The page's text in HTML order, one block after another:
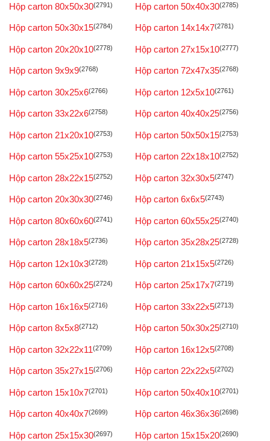
Hộp carton 80x50x30(2791) Hộp carton 50x40x30(2785)
Hộp carton 50x30x15(2784) Hộp carton 14x14x7(2781)
Hộp carton 20x20x10(2778) Hộp carton 27x15x10(2777)
Hộp carton 9x9x9(2768) Hộp carton 72x47x35(2768)
Hộp carton 30x25x6(2766) Hộp carton 12x5x10(2761)
Hộp carton 33x22x6(2758) Hộp carton 40x40x25(2756)
Hộp carton 21x20x10(2753) Hộp carton 50x50x15(2753)
Hộp carton 55x25x10(2753) Hộp carton 22x18x10(2752)
Hộp carton 28x22x15(2752) Hộp carton 32x30x5(2747)
Hộp carton 20x30x30(2746) Hộp carton 6x6x5(2743)
Hộp carton 80x60x60(2741) Hộp carton 60x55x25(2740)
Hộp carton 28x18x5(2736) Hộp carton 35x28x25(2728)
Hộp carton 12x10x3(2728) Hộp carton 21x15x5(2726)
Hộp carton 60x60x25(2724) Hộp carton 25x17x7(2719)
Hộp carton 16x16x5(2716) Hộp carton 33x22x5(2713)
Hộp carton 8x5x8(2712) Hộp carton 50x30x25(2710)
Hộp carton 32x22x11(2709) Hộp carton 16x12x5(2708)
Hộp carton 35x27x15(2706) Hộp carton 22x22x5(2702)
Hộp carton 15x10x7(2701) Hộp carton 50x40x10(2701)
Hộp carton 40x40x7(2699) Hộp carton 46x36x36(2698)
Hộp carton 25x15x30(2697) Hộp carton 15x15x20(2690)